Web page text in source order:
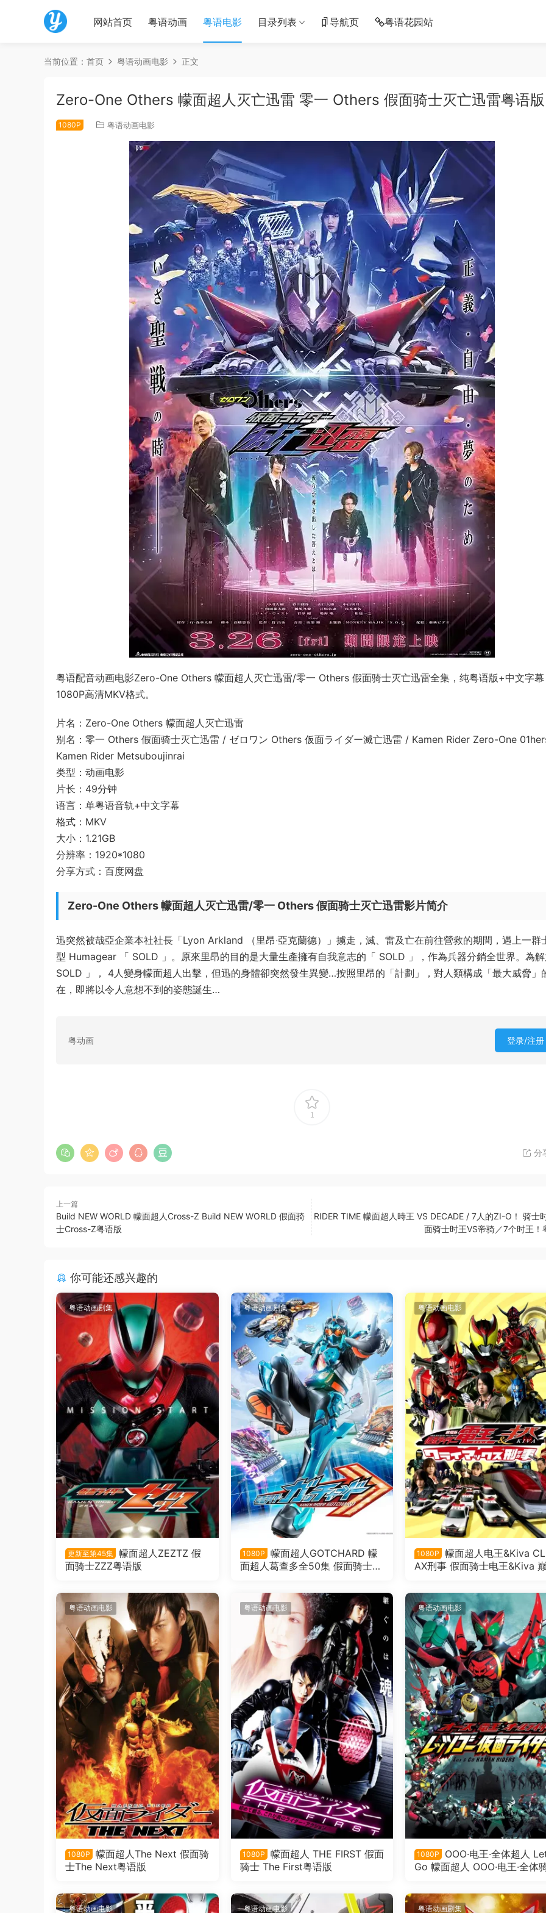
网站首页 粤语动画 粤语电影 目录列表 导航页 粤语花园站
当前位置： 首页 粤语动画电影 正文
Zero-One Others 幪面超人灭亡迅雷 零一 Others 假面骑士灭亡迅雷粤语版
1080P 粤语动画电影
粤语配音动画电影Zero-One Others 幪面超人灭亡迅雷/零一 Others 假面骑士灭亡迅雷全集，纯粤语版+中文字幕
1080P高清MKV格式。
片名：Zero-One Others 幪面超人灭亡迅雷
别名：零一 Others 假面骑士灭亡迅雷 / ゼロワン Others 仮面ライダー滅亡迅雷 / Kamen Rider Zero-One
Kamen Rider Metsuboujinrai
类型：动画电影
片长：49分钟
语言：单粤语音轨+中文字幕
格式：MKV
大小：1.21GB
分辨率：1920*1080
分享方式：百度网盘
Zero-One Others 幪面超人灭亡迅雷/零一 Others 假面骑士灭亡迅雷影片简介
迅突然被哉亞企業本社社長「Lyon Arkland （里昂‧亞克蘭德）」擄走，滅、雷及亡在前往營救的期間，遇上一群
型 Humagear 「 SOLD 」。原來里昂的目的是大量生產擁有自我意志的「 SOLD 」，作為兵器分銷全世界。為
SOLD 」， 4人變身幪面超人出擊，但迅的身體卻突然發生異變…按照里昂的「計劃」，對人類構成「最大威脅」
在，即將以令人意想不到的姿態誕生…
粤动画 登录/注册
1
分
上一篇
Build NEW WORLD 幪面超人Cross-Z Build NEW WORLD 假面骑
士Cross-Z粤语版
RIDER TIME 幪面超人時王 VS DECADE / 7人的ZI-O！ 骑士
面骑士时王VS帝骑／7个时王！
你可能还感兴趣的
粤语动画剧集
更新至第45集 幪面超人ZEZTZ 假
面骑士ZZZ粤语版
粤语动画剧集
1080P
幪面超人GOTCHARD 幪
面超人葛查多全50集 假面骑士歌
粤语动画电影
1080P
幪面超人电王&Kiva
AX刑事 假面骑士电王&Kiva
粤语动画电影
1080P
幪面超人The Next 假面骑
士The Next粤语版
粤语动画电影
1080P
幪面超人 THE FIRST 假面
骑士 The First粤语版
粤语动画电影
1080P
OOO·电王·全体超人
Go 幪面超人 OOO·电王·全体
粤语动画电影 粤语动画电影 粤语动画剧集